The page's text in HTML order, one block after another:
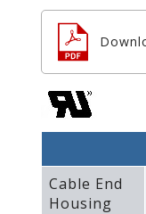
Cable End
Housing